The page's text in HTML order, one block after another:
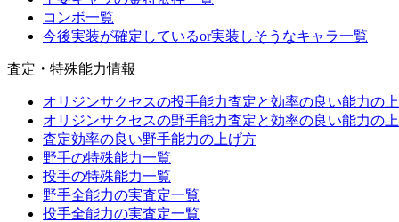
コンボ一覧
今後実装が確定しているor実装しそうなキャラ一覧
査定・特殊能力情報
オリジンサクセスの投手能力査定と効率の良い能力の
オリジンサクセスの野手能力査定と効率の良い能力の
査定効率の良い野手能力の上げ方
野手の特殊能力一覧
投手の特殊能力一覧
野手全能力の実査定一覧
投手全能力の実査定一覧